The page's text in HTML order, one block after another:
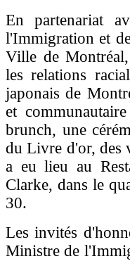
En partenariat
l'Immigration et
Ville de
les relations
japonais de
et
brunch, une
du Livre d'or, des
a eu lieu au
Clarke, dans le
30.
Les invités
Ministre de